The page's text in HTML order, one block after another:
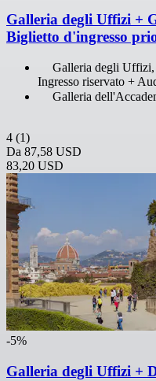
Galleria degli Uffizi +
Biglietto d'ingresso
Galleria degli
Ingresso riservato +
Galleria
4 (1)
Da 87,58 USD
83,20 USD
-5%
Galleria degli Uffizi +